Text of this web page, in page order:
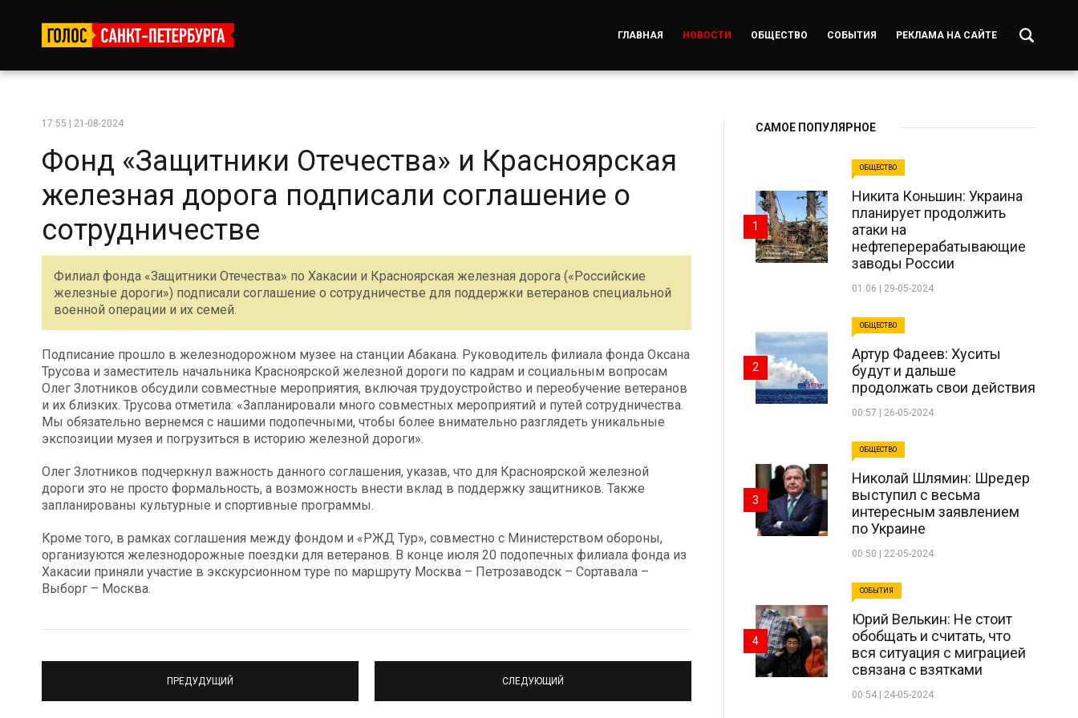
ГЛАВНАЯ НОВОСТИ ОБЩЕСТВО СОБЫТИЯ РЕКЛАМА НА САЙТЕ
17:55 | 21-08-2024
Фонд «Защитники Отечества» и Красноярская
железная дорога подписали соглашение о
сотрудничестве
Филиал фонда «Защитники Отечества» по Хакасии и Красноярская железная дорога («Российские
железные дороги») подписали соглашение о сотрудничестве для поддержки ветеранов специальной
военной операции и их семей.
Подписание прошло в железнодорожном музее на станции Абакана. Руководитель филиала фонда Оксана
Трусова и заместитель начальника Красноярской железной дороги по кадрам и социальным вопросам
Олег Злотников обсудили совместные мероприятия, включая трудоустройство и переобучение ветеранов
и их близких. Трусова отметила: «Запланировали много совместных мероприятий и путей сотрудничества.
Мы обязательно вернемся с нашими подопечными, чтобы более внимательно разглядеть уникальные
экспозиции музея и погрузиться в историю железной дороги».
Олег Злотников подчеркнул важность данного соглашения, указав, что для Красноярской железной
дороги это не просто формальность, а возможность внести вклад в поддержку защитников. Также
запланированы культурные и спортивные программы.
Кроме того, в рамках соглашения между фондом и «РЖД Тур», совместно с Министерством обороны,
организуются железнодорожные поездки для ветеранов. В конце июля 20 подопечных филиала фонда из
Хакасии приняли участие в экскурсионном туре по маршруту Москва – Петрозаводск – Сортавала –
Выборг – Москва.
ПРЕДУДУЩИЙ СЛЕДУЮЩИЙ
САМОЕ ПОПУЛЯРНОЕ
ОБЩЕСТВО
Никита Коньшин: Украина
планирует продолжить
атаки на
нефтеперерабатывающие
заводы России
01:06 | 29-05-2024
1
ОБЩЕСТВО
Артур Фадеев: Хуситы
будут и дальше
продолжать свои действия
00:57 | 26-05-2024
2
ОБЩЕСТВО
Николай Шлямин: Шредер
выступил с весьма
интересным заявлением
по Украине
00:50 | 22-05-2024
3
СОБЫТИЯ
Юрий Велькин: Не стоит
обобщать и считать, что
вся ситуация с миграцией
связана с взятками
00:54 | 24-05-2024
4